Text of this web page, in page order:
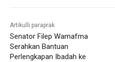
Artikulli paraprak
Senator Filep Wamafma
Serahkan Bantuan
Perlengkapan Ibadah ke